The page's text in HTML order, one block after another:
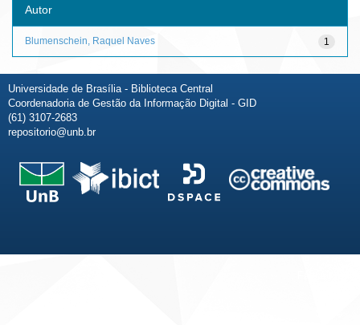
Autor
1
Blumenschein, Raquel Naves
Universidade de Brasília - Biblioteca Central
Coordenadoria de Gestão da Informação Digital - GID
(61) 3107-2683
repositorio@unb.br